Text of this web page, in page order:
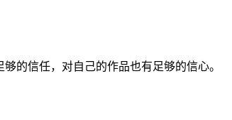
的信任，对自己的作品也有足够的信心。